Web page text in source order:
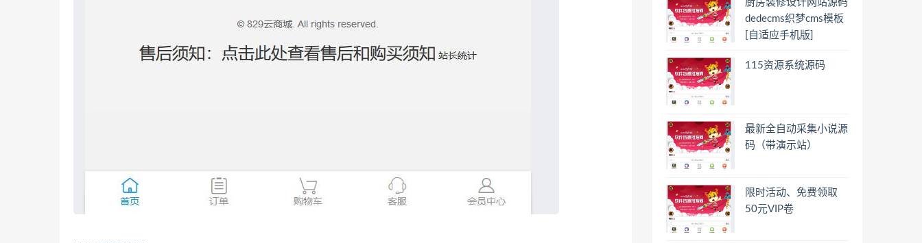
厨房装修设计网站源码
dedecms织梦cms模板
[自适应手机版]
115资源系统源码
最新全自动采集小说源
码（带演示站）
限时活动、免费领取
50元VIP卷